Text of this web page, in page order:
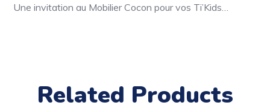
Une invitation au Mobilier Cocon pour vos Ti’Kids…
Related Products